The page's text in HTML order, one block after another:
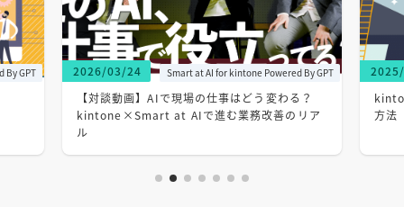
Smart at GATE for LINE WORKS
みやすい解析
24 Smart at AI for kintone Powered By GPT
動画】AIで現場の仕事はどう変わる？
at AIで進む業務改善のリア
2025/12/02 Smart
kintone（キントーン）
方法【5選】